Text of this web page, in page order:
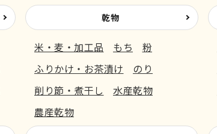
乾物
米・麦・加工品 もち
粉
ふりかけ・お茶漬け
のり
削り節・煮干し
水産乾物
農産乾物